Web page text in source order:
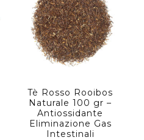
Tè Rosso Rooibos
Naturale 100 gr –
Antiossidante
Eliminazione Gas
Intestinali